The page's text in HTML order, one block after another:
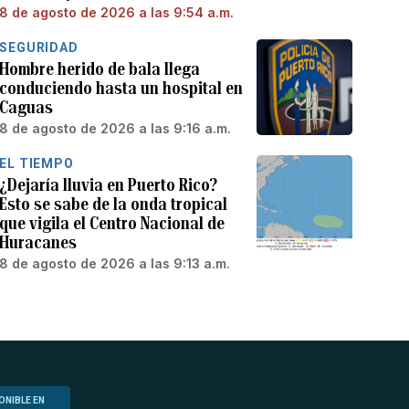
8 de agosto de 2026 a las 9:54 a.m.
SEGURIDAD
Hombre herido de bala llega
conduciendo hasta un hospital en
Caguas
8 de agosto de 2026 a las 9:16 a.m.
EL TIEMPO
¿Dejaría lluvia en Puerto Rico?
Esto se sabe de la onda tropical
que vigila el Centro Nacional de
Huracanes
8 de agosto de 2026 a las 9:13 a.m.
EN